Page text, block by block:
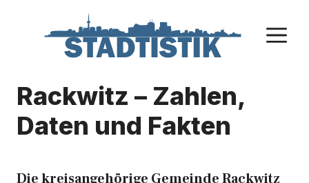
Rackwitz – Zahlen,
Daten und Fakten
Die kreisangehörige Gemeinde Rackwitz